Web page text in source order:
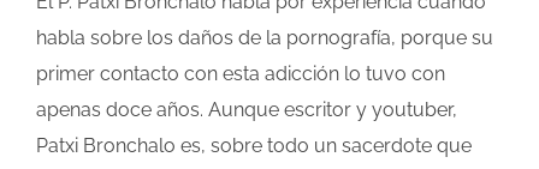
habla sobre los daños de la pornografía, porque su
primer contacto con esta adicción lo tuvo con
apenas doce años. Aunque escritor y youtuber,
Patxi Bronchalo es, sobre todo un sacerdote que